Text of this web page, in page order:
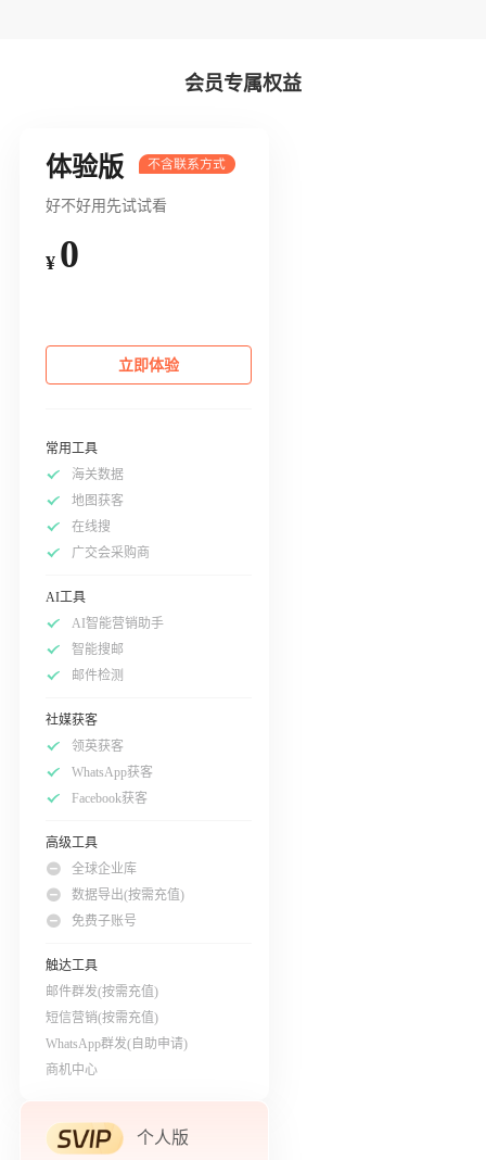
会员专属权益
体验版
好不好用先试试看
¥ 0
立即体验
常用工具
海关数据
地图获客
在线搜
广交会采购商
AI工具
AI智能营销助手
智能搜邮
邮件检测
社媒获客
领英获客
WhatsApp获客
Facebook获客
高级工具
全球企业库
数据导出(按需充值)
免费子账号
触达工具
邮件群发(按需充值)
短信营销(按需充值)
WhatsApp群发(自助申请)
商机中心
个人版